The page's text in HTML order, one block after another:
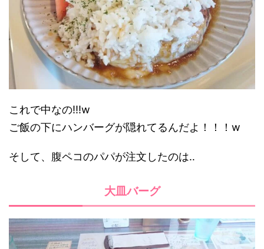
これで中なの!!!w
ご飯の下にハンバーグが隠れてるんだよ！！！w
そして、腹ペコのパパが注文したのは‥
大皿バーグ